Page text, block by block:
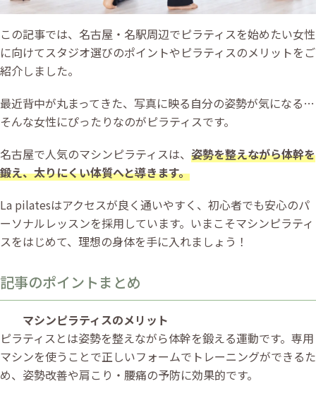
この記事では、名古屋・名駅周辺でピラティスを始めたい女性
に向けてスタジオ選びのポイントやピラティスのメリットをご
紹介しました。
最近背中が丸まってきた、写真に映る自分の姿勢が気になる…
そんな女性にぴったりなのがピラティスです。
名古屋で人気のマシンピラティスは、 姿勢を整えながら体幹を
鍛え、太りにくい体質へと導きます。
La pilatesはアクセスが良く通いやすく、初心者でも安心のパ
ーソナルレッスンを採用しています。いまこそマシンピラティ
スをはじめて、理想の身体を手に入れましょう！
記事のポイントまとめ
マシンピラティスのメリット
ピラティスとは姿勢を整えながら体幹を鍛える運動です。専用
マシンを使うことで正しいフォームでトレーニングができるた
め、姿勢改善や肩こり・腰痛の予防に効果的です。